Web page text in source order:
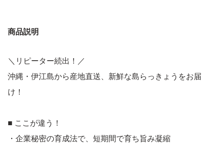
商品説明
＼リピーター続出！／
沖縄・伊江島から産地直送、新鮮な島らっきょうをお届
け！
■ ここが違う！
・企業秘密の育成法で、短期間で育ち旨み凝縮